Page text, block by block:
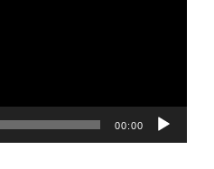
00:00